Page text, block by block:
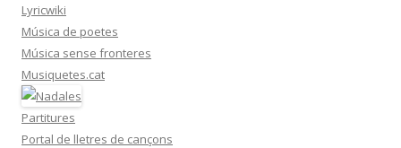
Lyricwiki
Música de poetes
Música sense fronteres
Musiquetes.cat
Partitures
Portal de lletres de cançons